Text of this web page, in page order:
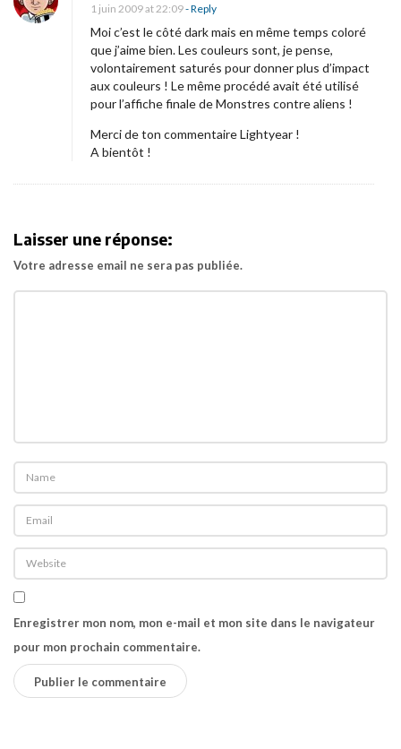
9
»
e
n
r
u
s
q
o
?
1 juin 2009 at 22:09- Reply
Moi c’est le côté dark mais en même temps coloré
que j’aime bien. Les couleurs sont, je pense,
volontairement saturés pour donner plus d’impact
aux couleurs ! Le même procédé avait été utilisé
pour l’affiche finale de Monstres contre aliens !
Merci de ton commentaire Lightyear !
A bientôt !
Laisser une réponse:
Votre adresse email ne sera pas publiée.
Enregistrer mon nom, mon e-mail et mon site dans le navigateur
pour mon prochain commentaire.